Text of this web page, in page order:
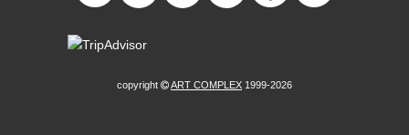
copyright ART COMPLEX 1999-2026